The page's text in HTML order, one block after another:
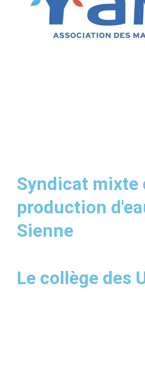
Syndicat mixte
production
Sienne
Le collège des